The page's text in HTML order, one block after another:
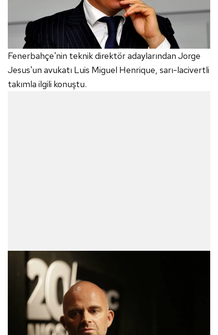
Fenerbahçe'nin teknik direktör adaylarından Jorge
Jesus'un avukatı Luis Miguel Henrique, sarı-lacivertli
takımla ilgili konuştu.